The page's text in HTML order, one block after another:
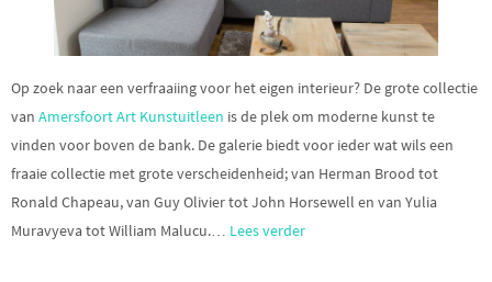
Op zoek naar een verfraaiing voor het eigen interieur? De grote collectie
van Amersfoort Art Kunstuitleen is de plek om moderne kunst te
vinden voor boven de bank. De galerie biedt voor ieder wat wils een
fraaie collectie met grote verscheidenheid; van Herman Brood tot
Ronald Chapeau, van Guy Olivier tot John Horsewell en van Yulia
Muravyeva tot William Malucu.… Lees verder